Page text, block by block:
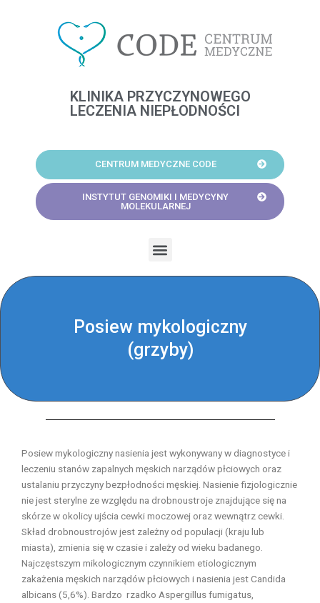
KLINIKA PRZYCZYNOWEGO
LECZENIA NIEPŁODNOŚCI
CENTRUM MEDYCZNE CODE
INSTYTUT GENOMIKI I MEDYCYNY
MOLEKULARNEJ
Posiew mykologiczny
(grzyby)
Posiew mykologiczny nasienia jest wykonywany w diagnostyce i
leczeniu stanów zapalnych męskich narządów płciowych oraz
ustalaniu przyczyny bezpłodności męskiej. Nasienie fizjologicznie
nie jest sterylne ze względu na drobnoustroje znajdujące się na
skórze w okolicy ujścia cewki moczowej oraz wewnątrz cewki.
Skład drobnoustrojów jest zależny od populacji (kraju lub
miasta), zmienia się w czasie i zależy od wieku badanego.
Najczęstszym mikologicznym czynnikiem etiologicznym
zakażenia męskich narządów płciowych i nasienia jest Candida
albicans (5,6%). Bardzo rzadko Aspergillus fumigatus,